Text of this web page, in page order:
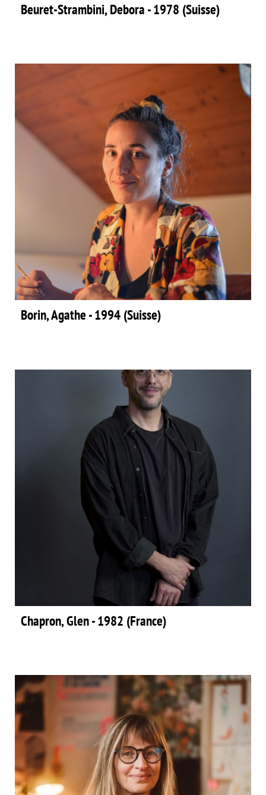
Beuret-Strambini, Debora - 1978 (Suisse)
Borin, Agathe - 1994 (Suisse)
Chapron, Glen - 1982 (France)